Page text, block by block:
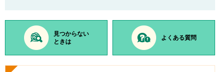
見つからない
ときは
よくある質問